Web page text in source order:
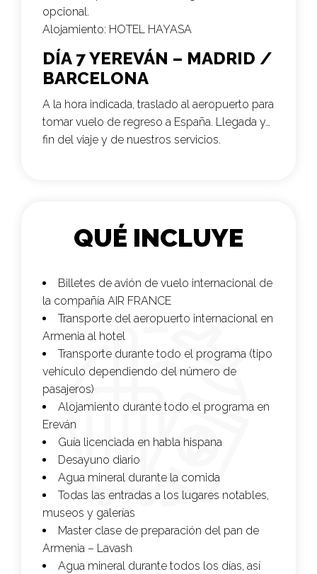
opcional.
Alojamiento: HOTEL HAYASA
DÍA 7 YEREVÁN – MADRID /
BARCELONA
A la hora indicada, traslado al aeropuerto para
tomar vuelo de regreso a España. Llegada y…
fin del viaje y de nuestros servicios.
QUÉ INCLUYE
Billetes de avión de vuelo internacional de
la compañía AIR FRANCE
Transporte del aeropuerto internacional en
Armenia al hotel
Transporte durante todo el programa (tipo
vehículo dependiendo del número de
pasajeros)
Alojamiento durante todo el programa en
Ereván
Guía licenciada en habla hispana
Desayuno diario
Agua mineral durante la comida
Todas las entradas a los lugares notables,
museos y galerías
Master clase de preparación del pan de
Armenia – Lavash
Agua mineral durante todos los días, así